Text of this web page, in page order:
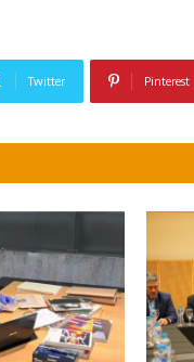
Twitter Pinterest